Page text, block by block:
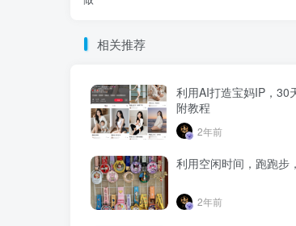
相关推荐
利用AI打造宝妈IP，30
附教程
2年前
利用空闲时间，跑跑步
2年前